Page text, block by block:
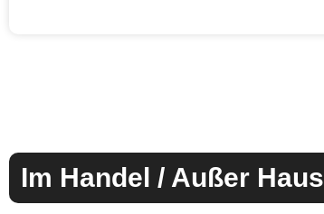
Im Handel / Außer Haus